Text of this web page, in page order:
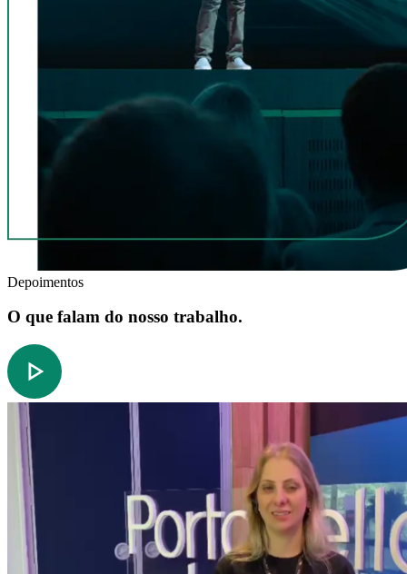
Depoimentos
O que falam do nosso trabalho.